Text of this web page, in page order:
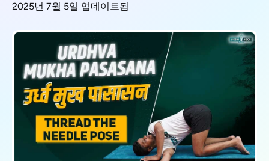
2025년 7월 5일 업데이트됨